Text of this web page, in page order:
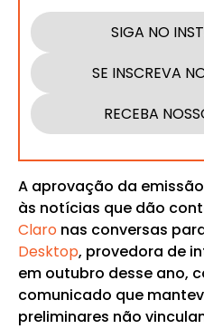
SIGA NO
SE INSCREVA
RECEBA
A aprovação da
às notícias que dão
Claronas conversas
Desktop, provedora de
em outubro desse ano,
comunicado que
preliminares não